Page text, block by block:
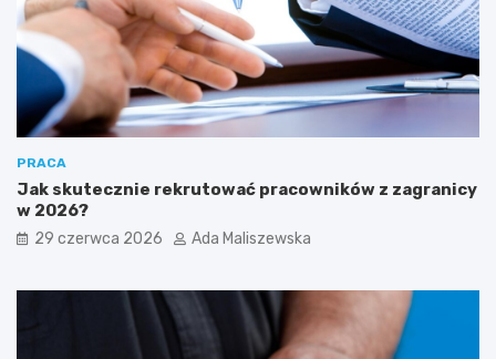
PRACA
Jak skutecznie rekrutować pracowników z zagranicy
w 2026?
29 czerwca 2026 Ada Maliszewska